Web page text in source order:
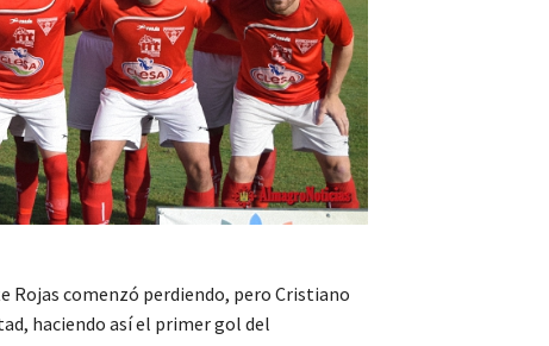
Rojas comenzó perdiendo, pero Cristiano
haciendo así el primer gol del